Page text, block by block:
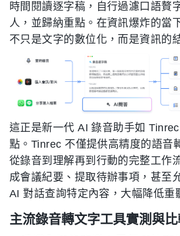
時間閱讀逐字稿，自行過濾口語贅
人，並歸納重點。在資訊爆炸的當
不只是文字的數位化，而是資訊的
這正是新一代 AI 錄音助手如
點。Tinrec 不僅提供高精度的語音
從錄音到理解再到行動的完整工作
成會議紀要、提取待辦事項，甚至
AI 對話查詢特定內容，大幅降低重
主流錄音轉文字工具實測與